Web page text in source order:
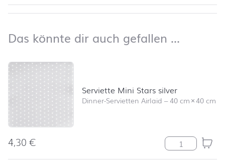
Das könnte dir auch gefallen …
Produktliste überspringen und zum Filter springen
Serviette Mini Stars silver
Dinner-Servietten Airlaid –40 cm×40 cm
4,30€ Serviette Mini